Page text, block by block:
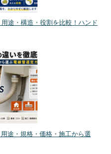
途・構造・役割を比較！ハンド
途・規格・価格・施工から選